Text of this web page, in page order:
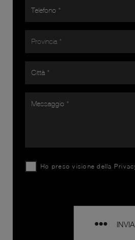
Ho preso visione della
INVIA